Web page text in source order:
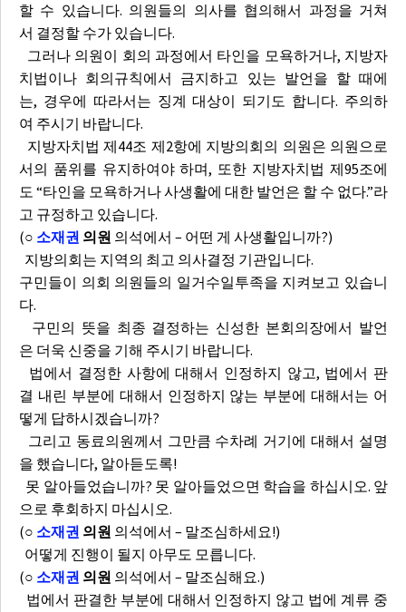
할 수 있습니다. 의원들의 의사를 협의해서 과정을 거쳐
서 결정할 수가 있습니다.
그러나 의원이 회의 과정에서 타인을 모욕하거나, 지방자
치법이나 회의규칙에서 금지하고 있는 발언을 할 때에
는, 경우에 따라서는 징계 대상이 되기도 합니다. 주의하
여 주시기 바랍니다.
지방자치법 제44조 제2항에 지방의회의 의원은 의원으로
서의 품위를 유지하여야 하며, 또한 지방자치법 제95조에
도 “타인을 모욕하거나 사생활에 대한 발언은 할 수 없다.”라
고 규정하고 있습니다.
(○ 소재권 의원 의석에서 – 어떤 게 사생활입니까?)
지방의회는 지역의 최고 의사결정 기관입니다.
구민들이 의회 의원들의 일거수일투족을 지켜보고 있습니
다.
구민의 뜻을 최종 결정하는 신성한 본회의장에서 발언
은 더욱 신중을 기해 주시기 바랍니다.
법에서 결정한 사항에 대해서 인정하지 않고, 법에서 판
결 내린 부분에 대해서 인정하지 않는 부분에 대해서는 어
떻게 답하시겠습니까?
그리고 동료의원께서 그만큼 수차례 거기에 대해서 설명
을 했습니다, 알아듣도록!
못 알아들었습니까? 못 알아들었으면 학습을 하십시오. 앞
으로 후회하지 마십시오.
(○ 소재권 의원 의석에서 – 말조심하세요!)
어떻게 진행이 될지 아무도 모릅니다.
(○ 소재권 의원 의석에서 – 말조심해요.)
법에서 판결한 부분에 대해서 인정하지 않고 법에 계류 중